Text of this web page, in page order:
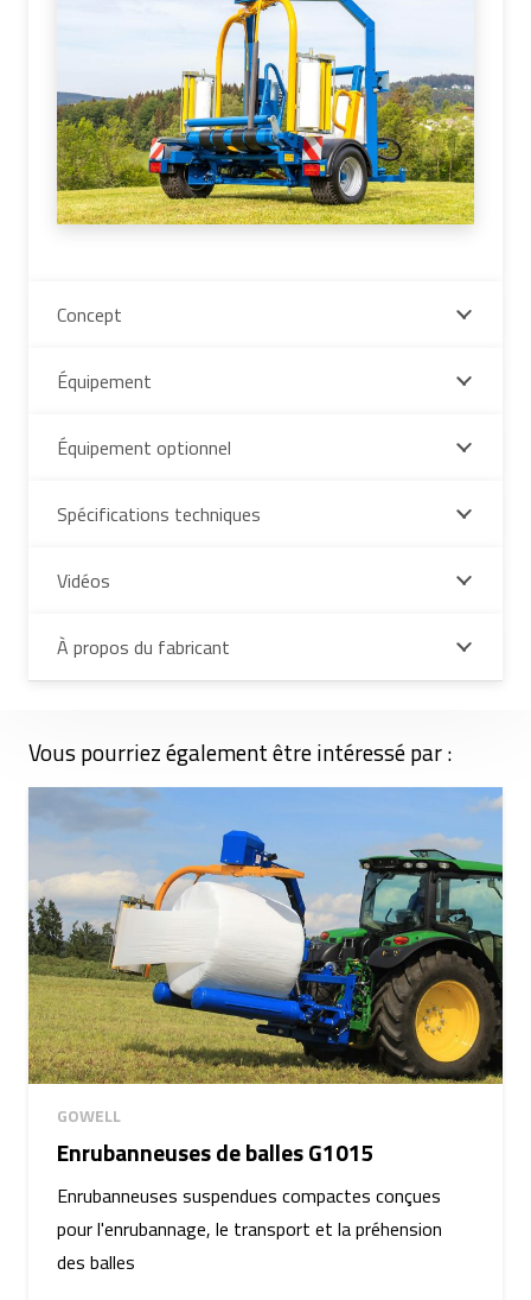
Concept
Équipement
Équipement optionnel
Spécifications techniques
Vidéos
À propos du fabricant
Vous pourriez également être intéressé par :
GOWELL
Enrubanneuses de balles G1015
Enrubanneuses suspendues compactes conçues
pour l'enrubannage, le transport et la préhension
des balles